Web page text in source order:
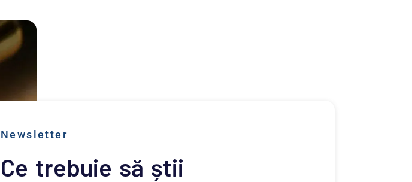
Newsletter
Ce trebuie să știi